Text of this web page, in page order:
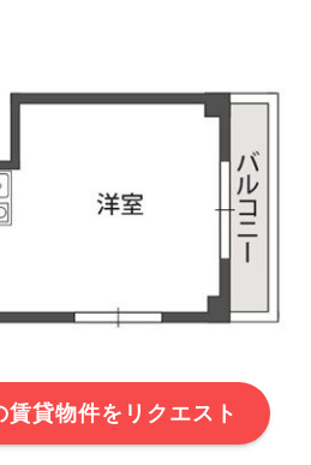
賃貸物件をリクエスト